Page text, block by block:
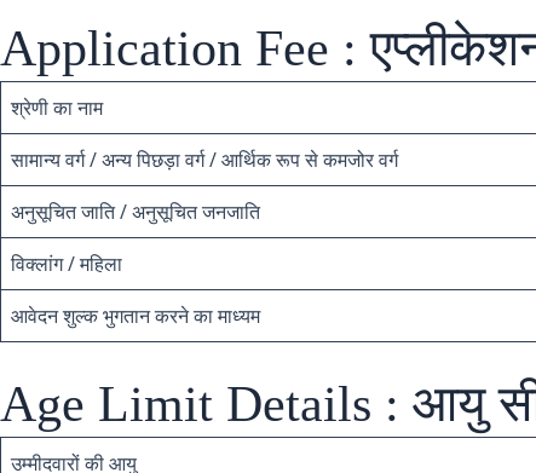
Application Fee :
श्रेणी का नाम
सामान्य वर्ग / अन्य पिछड़ा वर्ग / आर्थिक रूप से कमजोर वर्ग
अनुसूचित जाति / अनुसूचित जनजाति
विक्लांग / महिला
आवेदन शुल्क भुगतान करने का माध्यम
Age Limit Details : आयु
उम्मीदवारों की आयु